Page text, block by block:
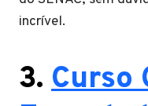
incrível.
3. Curso